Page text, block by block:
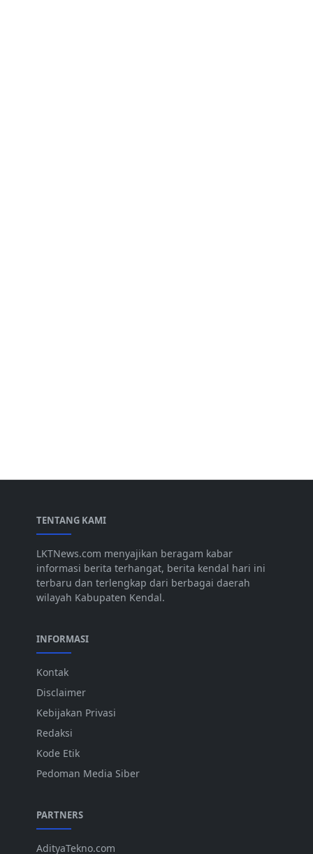
TENTANG KAMI
LKTNews.com menyajikan beragam kabar
informasi berita terhangat, berita kendal hari ini
terbaru dan terlengkap dari berbagai daerah
wilayah Kabupaten Kendal.
INFORMASI
Kontak
Disclaimer
Kebijakan Privasi
Redaksi
Kode Etik
Pedoman Media Siber
PARTNERS
AdityaTekno.com